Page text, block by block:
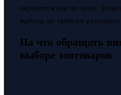
окупаются они не сразу.
выбора, но требуют
На что обращать
выборе зоотоваров